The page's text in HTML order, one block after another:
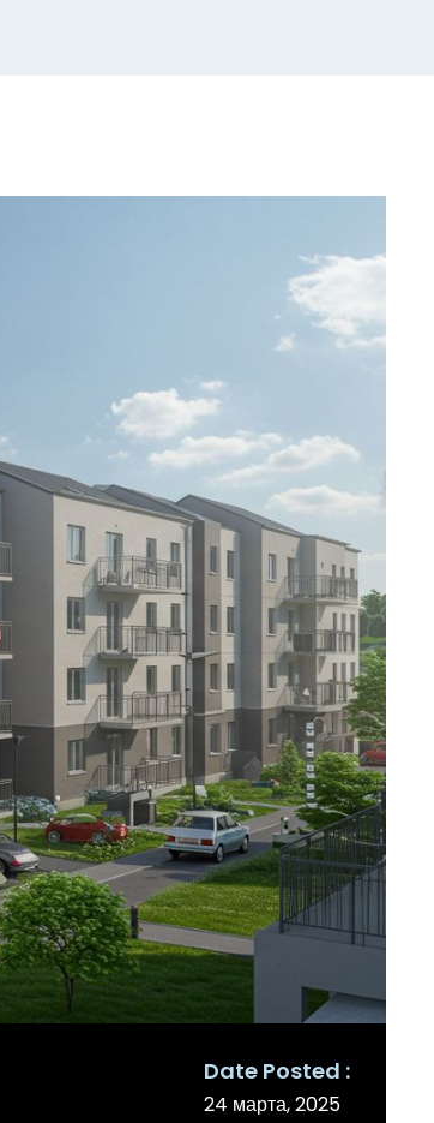
Date Posted
24 марта, 2025